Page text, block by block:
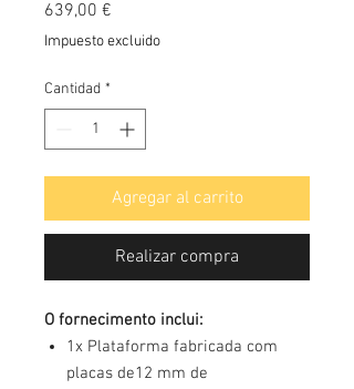
639,00 €
Impuesto excluido
Cantidad *
Agregar al carrito
Realizar compra
O fornecimento inclui:
1x Plataforma fabricada com
placas de12 mm de